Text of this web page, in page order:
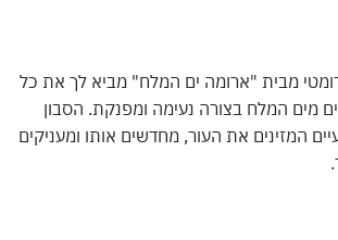
מבית "ארומה ים המלח" מביא לך את כל
המלח בצורה נעימה ומפנקת. הסבון
את העור, מחדשים אותו ומעניקים